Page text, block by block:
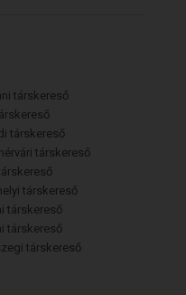
társkereső
társkereső
társkereső
társkereső
társkereső
társkereső
társkereső